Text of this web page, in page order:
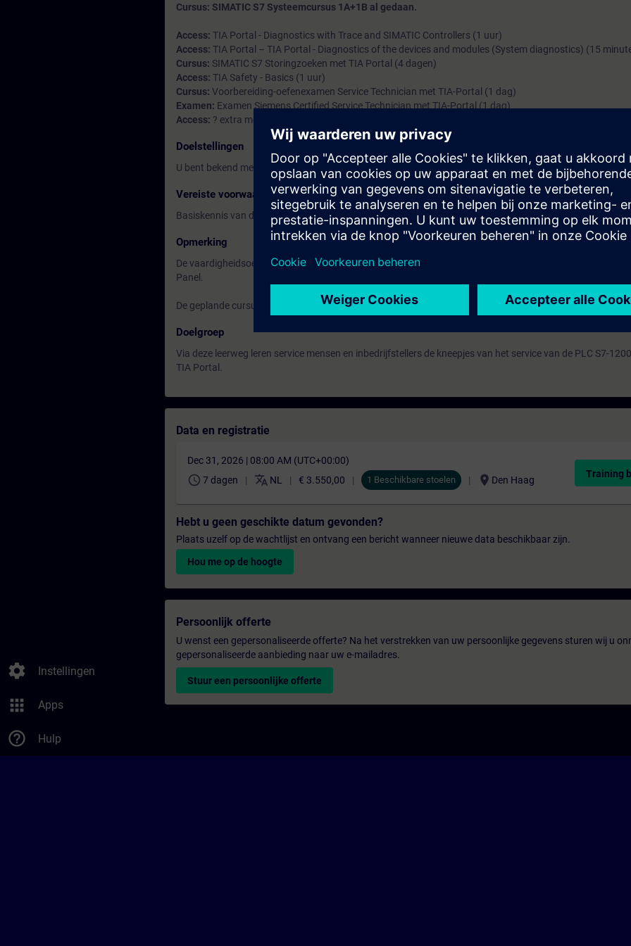
settings Instellingen
apps Apps
help_outline Hulp
Cursus: SIMATIC S7 Systeemcursus 1A+1B al gedaan.
Access: TIA Portal - Diagnostics with Trace and SIMATIC Controllers (1 uur)
Access: TIA Portal – TIA Portal - Diagnostics of the devices and modules (System diagnostics) (15
Cursus: SIMATIC S7 Storingzoeken met TIA Portal (4 dagen)
Access: TIA Safety - Basics (1 uur)
Cursus: Voorbereiding-oefenexamen Service Technician met TIA-Portal (1 dag)
Examen: Examen Siemens Certified Service Technician met TIA-Portal (1 dag)
Access: ? extra modules (naar wens)
Doelstellingen
U bent bekend met de opbouw en de programmastructuur van SIMATIC S7-systemen.
Vereiste voorwaarden
Basiskennis van de automatiseringstechniek.
Opmerking
De vaardigheidsoefeningen worden uitgevoerd met een S7-1500 systeem met een lopende band model en
Panel.
De geplande cursussen kunnen alleen doorgaan bij voldoende aanmeldingen.
Doelgroep
Via deze leerweg leren service mensen en inbedrijfstellers de kneepjes van het service van de PLC S7-
TIA Portal.
Data en registratie
Dec 31, 2026 | 08:00 AM (UTC+00:00)
schedule 7 dagen translate NL € 3.550,00 1 Beschikbare stoelen location_on Den Haag
Training
Hebt u geen geschikte datum gevonden?
Plaats uzelf op de wachtlijst en ontvang een bericht wanneer nieuwe data beschikbaar zijn.
Hou me op de hoogte
Persoonlijk offerte
U wenst een gepersonaliseerde offerte? Na het verstrekken van uw persoonlijke gegevens sturen wij u
gepersonaliseerde aanbieding naar uw e-mailadres.
Stuur een persoonlijke offerte